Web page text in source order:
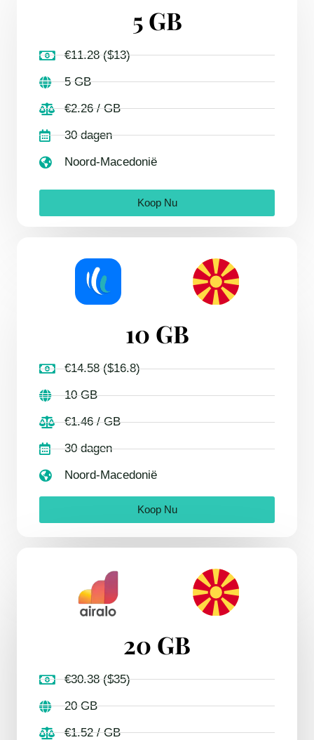
5 GB
€11.28 ($13)
5 GB
€2.26 / GB
30 dagen
Noord-Macedonië
Koop Nu
10 GB
€14.58 ($16.8)
10 GB
€1.46 / GB
30 dagen
Noord-Macedonië
Koop Nu
20 GB
€30.38 ($35)
20 GB
€1.52 / GB